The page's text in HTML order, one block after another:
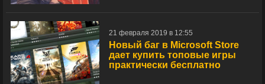
21 февраля 2019 в 12:55
Новый баг в Microsoft Store
дает купить топовые игры
практически бесплатно